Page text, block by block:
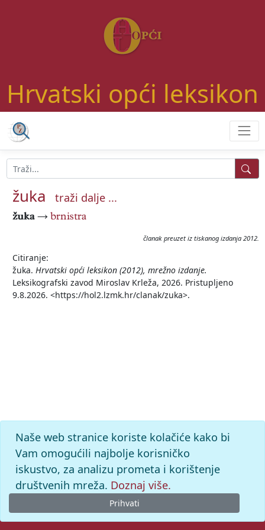
Hrvatski opći leksikon
žuka traži dalje ...
žuka → brnistra
članak preuzet iz tiskanog izdanja 2012.
Citiranje:
žuka. Hrvatski opći leksikon (2012), mrežno izdanje.
Leksikografski zavod Miroslav Krleža, 2026. Pristupljeno
9.8.2026. <https://hol2.lzmk.hr/clanak/zuka>.
Naše web stranice koriste kolačiće kako bi
Vam omogućili najbolje korisničko
iskustvo, za analizu prometa i korištenje
društvenih mreža. Doznaj više.
Prihvati
© 2026. -Leksikografski zavodMiroslav Krleža